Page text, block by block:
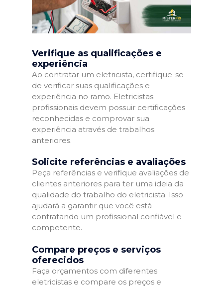
Verifique as qualificações e
experiência
Ao contratar um eletricista, certifique-se
de verificar suas qualificações e
experiência no ramo. Eletricistas
profissionais devem possuir certificações
reconhecidas e comprovar sua
experiência através de trabalhos
anteriores.
Solicite referências e avaliações
Peça referências e verifique avaliações de
clientes anteriores para ter uma ideia da
qualidade do trabalho do eletricista. Isso
ajudará a garantir que você está
contratando um profissional confiável e
competente.
Compare preços e serviços
oferecidos
Faça orçamentos com diferentes
eletricistas e compare os preços e